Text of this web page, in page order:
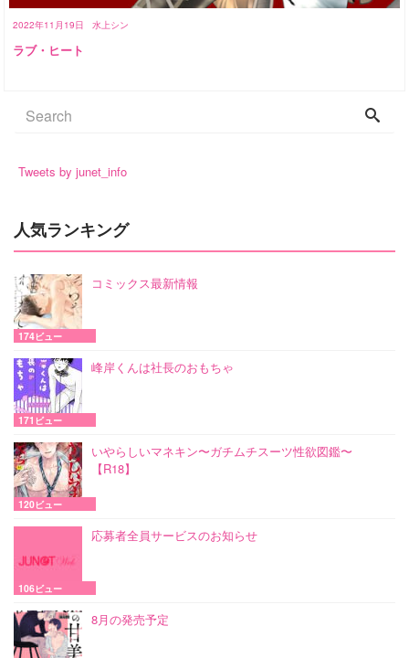
2022年11月19日 水上シン
ラブ・ヒート
Tweets by junet_info
人気ランキング
コミックス最新情報
174ビュー
峰岸くんは社長のおもちゃ
171ビュー
いやらしいマネキン〜ガチムチスーツ性欲図鑑〜
【R18】
120ビュー
応募者全員サービスのお知らせ
106ビュー
8月の発売予定